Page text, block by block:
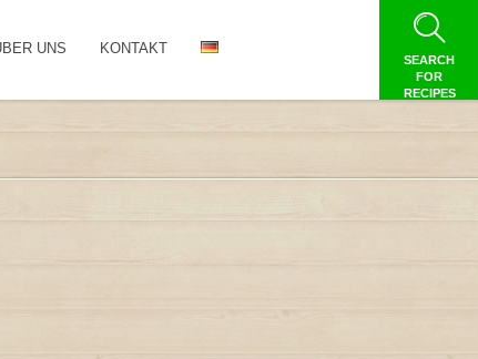
UNS KONTAKT
SEARCH
FOR
RECIPES